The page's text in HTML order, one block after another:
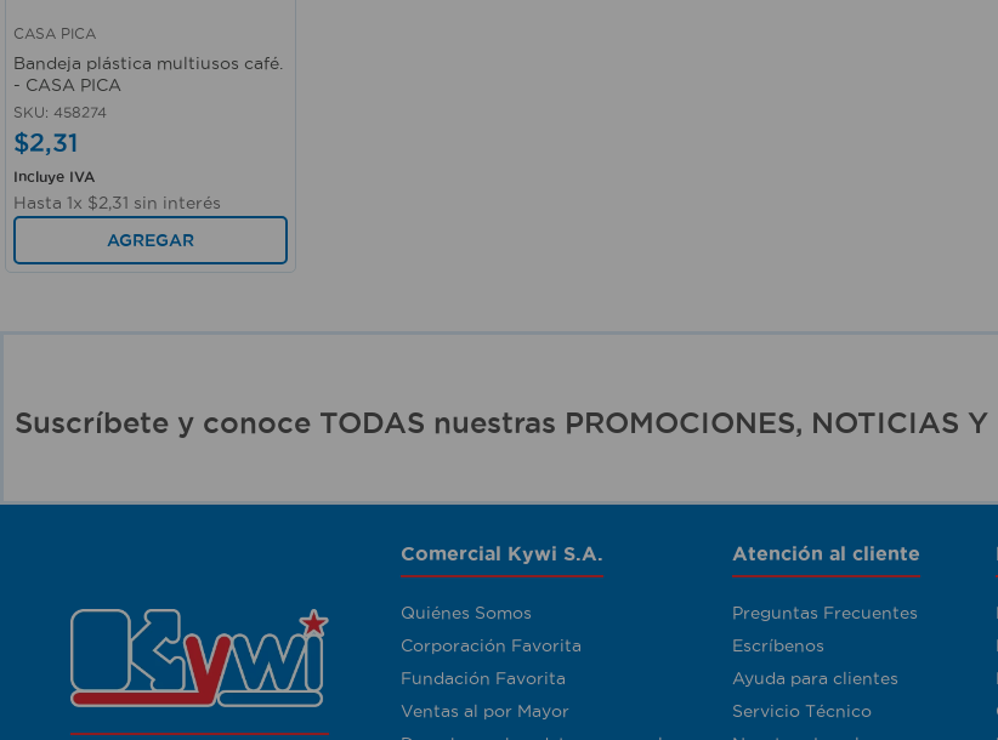
CASA PICA
Bandeja plástica multiusos café.
- CASA PICA
SKU: 458274
$2,31
Incluye IVA
Hasta 1x $2,31 sin interés
AGREGAR
Suscríbete y conoce TODAS nuestras PROMOCIONES, NOTICIAS Y
Comercial Kywi S.A.
Quiénes Somos
Corporación Favorita
Fundación Favorita
Ventas al por Mayor
Atención al cliente
Preguntas Frecuentes
Escríbenos
Ayuda para clientes
Servicio Técnico